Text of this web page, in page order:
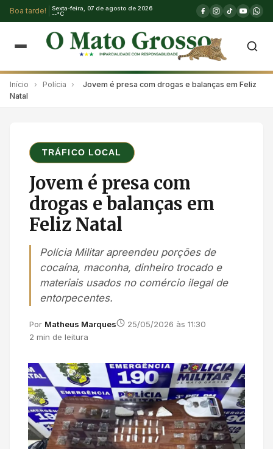
Boa tarde!
Sexta-feira, 07 de agosto de 2026
--°C
Início › Polícia ›
Jovem é presa com drogas e balanças em Feliz
Natal
TRÁFICO LOCAL
Jovem é presa com
drogas e balanças em
Feliz Natal
Polícia Militar apreendeu porções de
cocaína, maconha, dinheiro trocado e
materiais usados no comércio ilegal de
entorpecentes.
Por Matheus Marques
25/05/2026 às 11:30
2 min de leitura